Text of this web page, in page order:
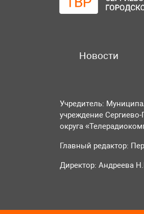
Новости
Учредитель:
учреждение Сергиево-
округа
Главный редактор:
Директор: Андреева